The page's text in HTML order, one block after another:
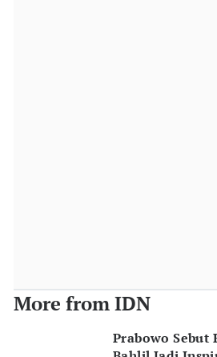
More from IDN
Prabowo Sebut